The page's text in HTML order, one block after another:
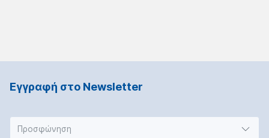
Εγγραφή στο Νewsletter
Προσφώνηση